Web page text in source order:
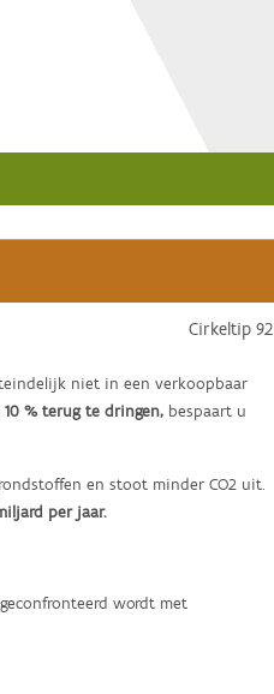
Cirkeltip 92
niet in een verkoopbaar
10 % terug te dringen, bespaart u
en stoot minder CO2 uit.
per jaar.
wordt met